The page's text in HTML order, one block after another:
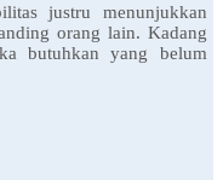
justru menunjukkan
orang lain. Kadang
butuhkan yang belum